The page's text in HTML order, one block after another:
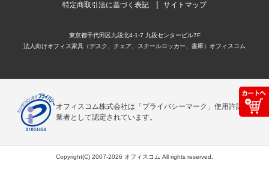
特定商取引法に基づく表記 サイトマップ
東京都千代田区九段北4-1-7 九段センタービル7F
法人向けオフィス家具（デスク、チェア、スチールロッカー、書庫）オフィスコム
オフィスコム株式会社は「プライバシーマーク」使用許諾事
業者として認定されています。
Copyright(C) 2007-2026 オフィスコム All rights reserved.